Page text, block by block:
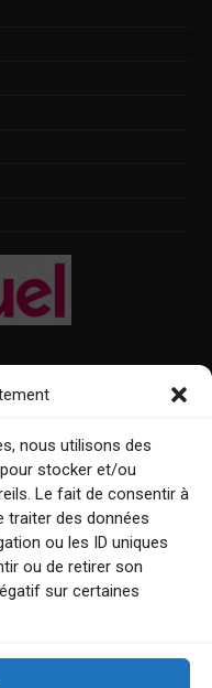
nous utilisons des
stocker et/ou
Le fait de consentir à
traiter des données
ou les ID uniques
ou de retirer son
sur certaines
oû trouver Le Mensuel ?
en ligne
le temps d’un week-end ou